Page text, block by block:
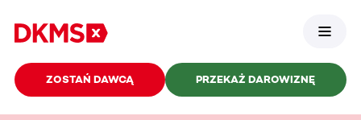
ZOSTAŃ DAWCĄ PRZEKAŻ DAROWIZNĘ